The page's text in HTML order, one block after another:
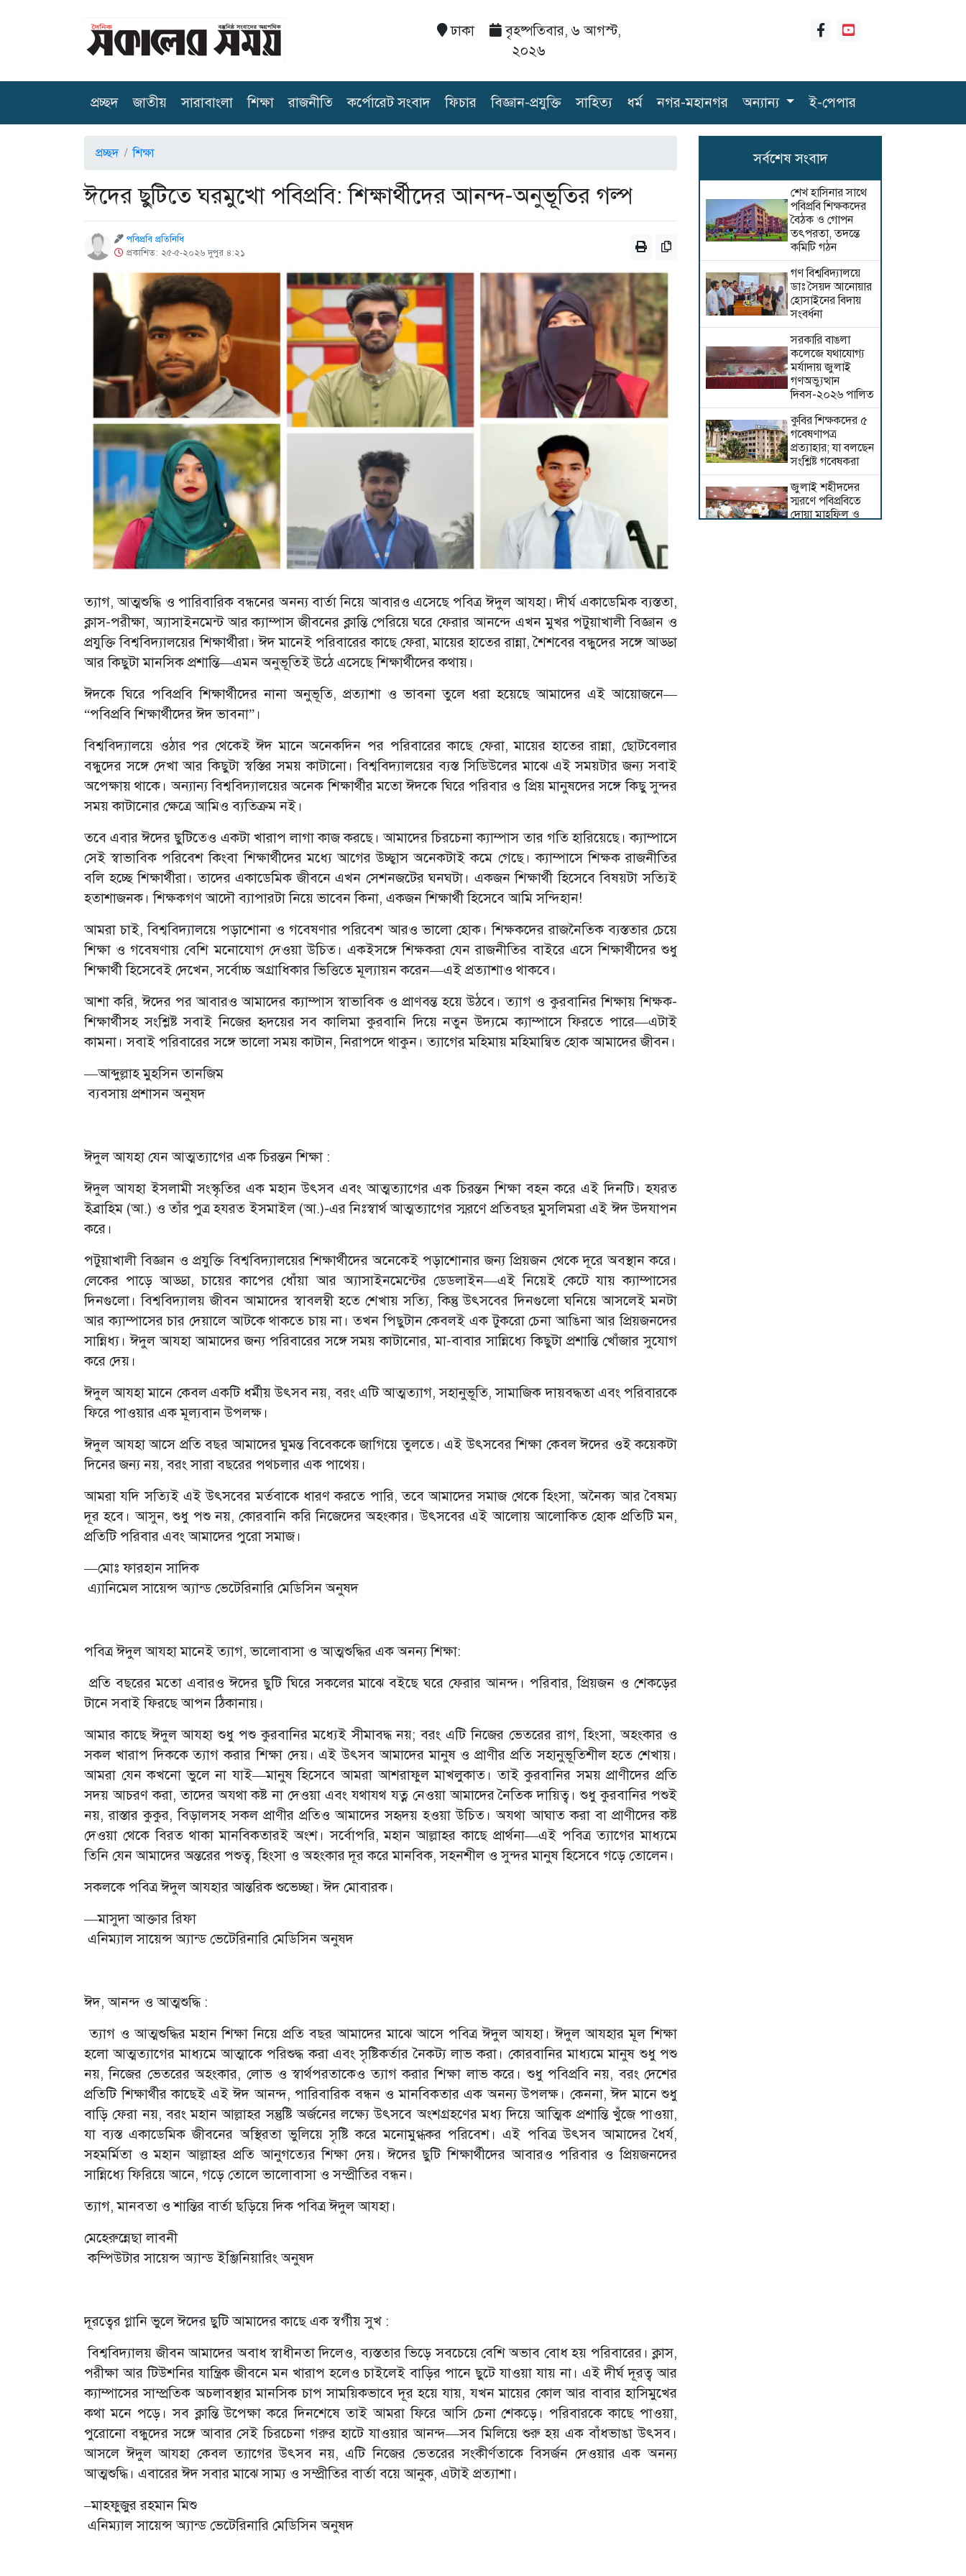
ঢাকা
বৃহষ্পতিবার, ৬ আগস্ট,
২০২৬
প্রচ্ছদ(current)
জাতীয় সারাবাংলা শিক্ষা রাজনীতি কর্পোরেট সংবাদ ফিচার বিজ্ঞান-প্রযুক্তি সাহিত্য ধর্ম নগর-মহানগর অন্যান্য ই-পেপার
প্রচ্ছদ শিক্ষা
ঈদের ছুটিতে ঘরমুখো পবিপ্রবি: শিক্ষার্থীদের আনন্দ-অনুভূতির গল্প
পবিপ্রবি প্রতিনিধি
প্রকাশিত: ২৫-৫-২০২৬ দুপুর ৪:২১
ত্যাগ, আত্মশুদ্ধি ও পারিবারিক বন্ধনের অনন্য বার্তা নিয়ে আবারও এসেছে পবিত্র ঈদুল আযহা। দীর্ঘ একাডেমিক ব্যস্ততা,
ক্লাস-পরীক্ষা, অ্যাসাইনমেন্ট আর ক্যাম্পাস জীবনের ক্লান্তি পেরিয়ে ঘরে ফেরার আনন্দে এখন মুখর পটুয়াখালী বিজ্ঞান ও
প্রযুক্তি বিশ্ববিদ্যালয়ের শিক্ষার্থীরা। ঈদ মানেই পরিবারের কাছে ফেরা, মায়ের হাতের রান্না, শৈশবের বন্ধুদের সঙ্গে আড্ডা
আর কিছুটা মানসিক প্রশান্তি—এমন অনুভূতিই উঠে এসেছে শিক্ষার্থীদের কথায়।
ঈদকে ঘিরে পবিপ্রবি শিক্ষার্থীদের নানা অনুভূতি, প্রত্যাশা ও ভাবনা তুলে ধরা হয়েছে আমাদের এই আয়োজনে—
“পবিপ্রবি শিক্ষার্থীদের ঈদ ভাবনা”।
বিশ্ববিদ্যালয়ে ওঠার পর থেকেই ঈদ মানে অনেকদিন পর পরিবারের কাছে ফেরা, মায়ের হাতের রান্না, ছোটবেলার
বন্ধুদের সঙ্গে দেখা আর কিছুটা স্বস্তির সময় কাটানো। বিশ্ববিদ্যালয়ের ব্যস্ত সিডিউলের মাঝে এই সময়টার জন্য সবাই
অপেক্ষায় থাকে। অন্যান্য বিশ্ববিদ্যালয়ের অনেক শিক্ষার্থীর মতো ঈদকে ঘিরে পরিবার ও প্রিয় মানুষদের সঙ্গে কিছু সুন্দর
সময় কাটানোর ক্ষেত্রে আমিও ব্যতিক্রম নই।
তবে এবার ঈদের ছুটিতেও একটা খারাপ লাগা কাজ করছে। আমাদের চিরচেনা ক্যাম্পাস তার গতি হারিয়েছে। ক্যাম্পাসে
সেই স্বাভাবিক পরিবেশ কিংবা শিক্ষার্থীদের মধ্যে আগের উচ্ছ্বাস অনেকটাই কমে গেছে। ক্যাম্পাসে শিক্ষক রাজনীতির
বলি হচ্ছে শিক্ষার্থীরা। তাদের একাডেমিক জীবনে এখন সেশনজটের ঘনঘটা। একজন শিক্ষার্থী হিসেবে বিষয়টা সত্যিই
হতাশাজনক। শিক্ষকগণ আদৌ ব্যাপারটা নিয়ে ভাবেন কিনা, একজন শিক্ষার্থী হিসেবে আমি সন্দিহান!
আমরা চাই, বিশ্ববিদ্যালয়ে পড়াশোনা ও গবেষণার পরিবেশ আরও ভালো হোক। শিক্ষকদের রাজনৈতিক ব্যস্ততার চেয়ে
শিক্ষা ও গবেষণায় বেশি মনোযোগ দেওয়া উচিত। একইসঙ্গে শিক্ষকরা যেন রাজনীতির বাইরে এসে শিক্ষার্থীদের শুধু
শিক্ষার্থী হিসেবেই দেখেন, সর্বোচ্চ অগ্রাধিকার ভিত্তিতে মূল্যায়ন করেন—এই প্রত্যাশাও থাকবে।
আশা করি, ঈদের পর আবারও আমাদের ক্যাম্পাস স্বাভাবিক ও প্রাণবন্ত হয়ে উঠবে। ত্যাগ ও কুরবানির শিক্ষায় শিক্ষক-
শিক্ষার্থীসহ সংশ্লিষ্ট সবাই নিজের হৃদয়ের সব কালিমা কুরবানি দিয়ে নতুন উদ্যমে ক্যাম্পাসে ফিরতে পারে—এটাই
কামনা। সবাই পরিবারের সঙ্গে ভালো সময় কাটান, নিরাপদে থাকুন। ত্যাগের মহিমায় মহিমান্বিত হোক আমাদের জীবন।
—আব্দুল্লাহ মুহসিন তানজিম
ব্যবসায় প্রশাসন অনুষদ
ঈদুল আযহা যেন আত্মত্যাগের এক চিরন্তন শিক্ষা :
ঈদুল আযহা ইসলামী সংস্কৃতির এক মহান উৎসব এবং আত্মত্যাগের এক চিরন্তন শিক্ষা বহন করে এই দিনটি। হযরত
ইব্রাহিম (আ.) ও তাঁর পুত্র হযরত ইসমাইল (আ.)-এর নিঃস্বার্থ আত্মত্যাগের স্মরণে প্রতিবছর মুসলিমরা এই ঈদ উদযাপন
করে।
পটুয়াখালী বিজ্ঞান ও প্রযুক্তি বিশ্ববিদ্যালয়ের শিক্ষার্থীদের অনেকেই পড়াশোনার জন্য প্রিয়জন থেকে দূরে অবস্থান করে।
লেকের পাড়ে আড্ডা, চায়ের কাপের ধোঁয়া আর অ্যাসাইনমেন্টের ডেডলাইন—এই নিয়েই কেটে যায় ক্যাম্পাসের
দিনগুলো। বিশ্ববিদ্যালয় জীবন আমাদের স্বাবলম্বী হতে শেখায় সত্যি, কিন্তু উৎসবের দিনগুলো ঘনিয়ে আসলেই মনটা
আর ক্যাম্পাসের চার দেয়ালে আটকে থাকতে চায় না। তখন পিছুটান কেবলই এক টুকরো চেনা আঙিনা আর প্রিয়জনদের
সান্নিধ্য। ঈদুল আযহা আমাদের জন্য পরিবারের সঙ্গে সময় কাটানোর, মা-বাবার সান্নিধ্যে কিছুটা প্রশান্তি খোঁজার সুযোগ
করে দেয়।
ঈদুল আযহা মানে কেবল একটি ধর্মীয় উৎসব নয়, বরং এটি আত্মত্যাগ, সহানুভূতি, সামাজিক দায়বদ্ধতা এবং পরিবারকে
ফিরে পাওয়ার এক মূল্যবান উপলক্ষ।
ঈদুল আযহা আসে প্রতি বছর আমাদের ঘুমন্ত বিবেককে জাগিয়ে তুলতে। এই উৎসবের শিক্ষা কেবল ঈদের ওই কয়েকটা
দিনের জন্য নয়, বরং সারা বছরের পথচলার এক পাথেয়।
আমরা যদি সত্যিই এই উৎসবের মর্তবাকে ধারণ করতে পারি, তবে আমাদের সমাজ থেকে হিংসা, অনৈক্য আর বৈষম্য
দূর হবে। আসুন, শুধু পশু নয়, কোরবানি করি নিজেদের অহংকার। উৎসবের এই আলোয় আলোকিত হোক প্রতিটি মন,
প্রতিটি পরিবার এবং আমাদের পুরো সমাজ।
—মোঃ ফারহান সাদিক
এ্যানিমেল সায়েন্স অ্যান্ড ভেটেরিনারি মেডিসিন অনুষদ
পবিত্র ঈদুল আযহা মানেই ত্যাগ, ভালোবাসা ও আত্মশুদ্ধির এক অনন্য শিক্ষা:
প্রতি বছরের মতো এবারও ঈদের ছুটি ঘিরে সকলের মাঝে বইছে ঘরে ফেরার আনন্দ। পরিবার, প্রিয়জন ও শেকড়ের
টানে সবাই ফিরছে আপন ঠিকানায়।
আমার কাছে ঈদুল আযহা শুধু পশু কুরবানির মধ্যেই সীমাবদ্ধ নয়; বরং এটি নিজের ভেতরের রাগ, হিংসা, অহংকার ও
সকল খারাপ দিককে ত্যাগ করার শিক্ষা দেয়। এই উৎসব আমাদের মানুষ ও প্রাণীর প্রতি সহানুভূতিশীল হতে শেখায়।
আমরা যেন কখনো ভুলে না যাই—মানুষ হিসেবে আমরা আশরাফুল মাখলুকাত। তাই কুরবানির সময় প্রাণীদের প্রতি
সদয় আচরণ করা, তাদের অযথা কষ্ট না দেওয়া এবং যথাযথ যত্ন নেওয়া আমাদের নৈতিক দায়িত্ব। শুধু কুরবানির পশুই
নয়, রাস্তার কুকুর, বিড়ালসহ সকল প্রাণীর প্রতিও আমাদের সহৃদয় হওয়া উচিত। অযথা আঘাত করা বা প্রাণীদের কষ্ট
দেওয়া থেকে বিরত থাকা মানবিকতারই অংশ। সর্বোপরি, মহান আল্লাহর কাছে প্রার্থনা—এই পবিত্র ত্যাগের মাধ্যমে
তিনি যেন আমাদের অন্তরের পশুত্ব, হিংসা ও অহংকার দূর করে মানবিক, সহনশীল ও সুন্দর মানুষ হিসেবে গড়ে তোলেন।
সকলকে পবিত্র ঈদুল আযহার আন্তরিক শুভেচ্ছা। ঈদ মোবারক।
—মাসুদা আক্তার রিফা
এনিম্যাল সায়েন্স অ্যান্ড ভেটেরিনারি মেডিসিন অনুষদ
ঈদ, আনন্দ ও আত্মশুদ্ধি :
ত্যাগ ও আত্মশুদ্ধির মহান শিক্ষা নিয়ে প্রতি বছর আমাদের মাঝে আসে পবিত্র ঈদুল আযহা। ঈদুল আযহার মূল শিক্ষা
হলো আত্মত্যাগের মাধ্যমে আত্মাকে পরিশুদ্ধ করা এবং সৃষ্টিকর্তার নৈকট্য লাভ করা। কোরবানির মাধ্যমে মানুষ শুধু পশু
নয়, নিজের ভেতরের অহংকার, লোভ ও স্বার্থপরতাকেও ত্যাগ করার শিক্ষা লাভ করে। শুধু পবিপ্রবি নয়, বরং দেশের
প্রতিটি শিক্ষার্থীর কাছেই এই ঈদ আনন্দ, পারিবারিক বন্ধন ও মানবিকতার এক অনন্য উপলক্ষ। কেননা, ঈদ মানে শুধু
বাড়ি ফেরা নয়, বরং মহান আল্লাহর সন্তুষ্টি অর্জনের লক্ষ্যে উৎসবে অংশগ্রহণের মধ্য দিয়ে আত্মিক প্রশান্তি খুঁজে পাওয়া,
যা ব্যস্ত একাডেমিক জীবনের অস্থিরতা ভুলিয়ে সৃষ্টি করে মনোমুগ্ধকর পরিবেশ। এই পবিত্র উৎসব আমাদের ধৈর্য,
সহমর্মিতা ও মহান আল্লাহর প্রতি আনুগত্যের শিক্ষা দেয়। ঈদের ছুটি শিক্ষার্থীদের আবারও পরিবার ও প্রিয়জনদের
সান্নিধ্যে ফিরিয়ে আনে, গড়ে তোলে ভালোবাসা ও সম্প্রীতির বন্ধন।
ত্যাগ, মানবতা ও শান্তির বার্তা ছড়িয়ে দিক পবিত্র ঈদুল আযহা।
মেহেরুন্নেছা লাবনী
কম্পিউটার সায়েন্স অ্যান্ড ইঞ্জিনিয়ারিং অনুষদ
দূরত্বের গ্লানি ভুলে ঈদের ছুটি আমাদের কাছে এক স্বর্গীয় সুখ :
বিশ্ববিদ্যালয় জীবন আমাদের অবাধ স্বাধীনতা দিলেও, ব্যস্ততার ভিড়ে সবচেয়ে বেশি অভাব বোধ হয় পরিবারের। ক্লাস,
পরীক্ষা আর টিউশনির যান্ত্রিক জীবনে মন খারাপ হলেও চাইলেই বাড়ির পানে ছুটে যাওয়া যায় না। এই দীর্ঘ দূরত্ব আর
ক্যাম্পাসের সাম্প্রতিক অচলাবস্থার মানসিক চাপ সাময়িকভাবে দূর হয়ে যায়, যখন মায়ের কোল আর বাবার হাসিমুখের
কথা মনে পড়ে। সব ক্লান্তি উপেক্ষা করে দিনশেষে তাই আমরা ফিরে আসি চেনা শেকড়ে। পরিবারকে কাছে পাওয়া,
পুরোনো বন্ধুদের সঙ্গে আবার সেই চিরচেনা গরুর হাটে যাওয়ার আনন্দ—সব মিলিয়ে শুরু হয় এক বাঁধভাঙা উৎসব।
আসলে ঈদুল আযহা কেবল ত্যাগের উৎসব নয়, এটি নিজের ভেতরের সংকীর্ণতাকে বিসর্জন দেওয়ার এক অনন্য
আত্মশুদ্ধি। এবারের ঈদ সবার মাঝে সাম্য ও সম্প্রীতির বার্তা বয়ে আনুক, এটাই প্রত্যাশা।
–মাহফুজুর রহমান মিশু
এনিম্যাল সায়েন্স অ্যান্ড ভেটেরিনারি মেডিসিন অনুষদ
সর্বশেষ সংবাদ
শেখ হাসিনার সাথে
পবিপ্রবি শিক্ষকদের
বৈঠক ও গোপন
তৎপরতা, তদন্তে
কমিটি গঠন
গণ বিশ্ববিদ্যালয়ে
ডাঃ সৈয়দ আনোয়ার
হোসাইনের বিদায়
সংবর্ধনা
সরকারি বাঙলা
কলেজে যথাযোগ্য
মর্যাদায় জুলাই
গণঅভ্যুত্থান
দিবস-২০২৬ পালিত
কুবির শিক্ষকদের ৫
গবেষণাপত্র
প্রত্যাহার; যা বলছেন
সংশ্লিষ্ট গবেষকরা
জুলাই শহীদদের
স্মরণে পবিপ্রবিতে
দোয়া মাহফিল ও